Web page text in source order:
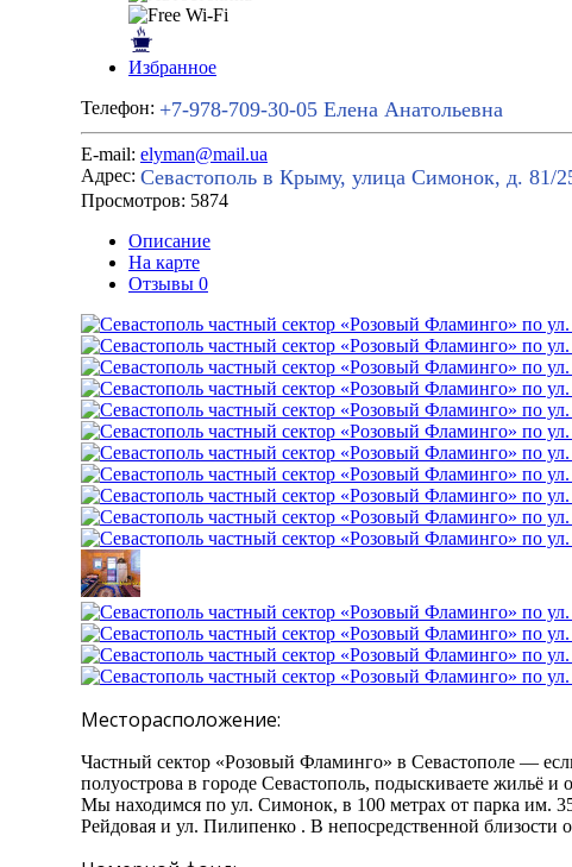
Избранное
Телефон: +7-978-709-30-05 Елена Анатольевна
E-mail: elyman@mail.ua
Адрес: Севастополь в Крыму, улица Симонок, д. 81/
Просмотров: 5874
Описание
На карте
Отзывы 0
Месторасположение:
Частный сектор «Розовый Фламинго» в Севастополе —
полуострова в городе Севастополь, подыскиваете жильё
Мы находимся по ул. Симонок, в 100 метрах от парка им.
Рейдовая и ул. Пилипенко . В непосредственной близости